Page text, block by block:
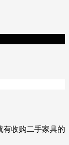
有收购二手家具的